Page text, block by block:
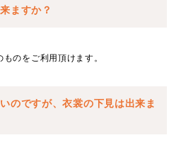
ますか？
のをご利用頂けます。
のですが、衣裳の下見は出来ま